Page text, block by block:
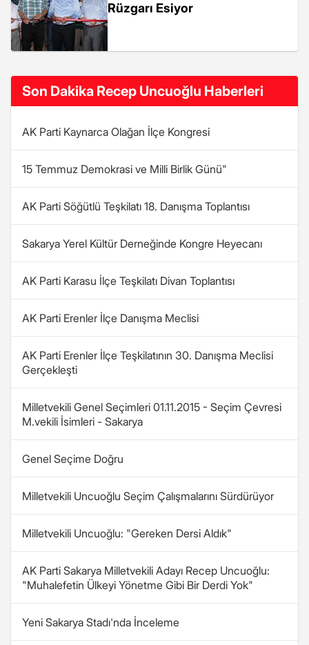
Rüzgarı Esiyor
Son Dakika Recep Uncuoğlu Haberleri
AK Parti Kaynarca Olağan İlçe Kongresi
15 Temmuz Demokrasi ve Milli Birlik Günü"
AK Parti Söğütlü Teşkilatı 18. Danışma Toplantısı
Sakarya Yerel Kültür Derneğinde Kongre Heyecanı
AK Parti Karasu İlçe Teşkilatı Divan Toplantısı
AK Parti Erenler İlçe Danışma Meclisi
AK Parti Erenler İlçe Teşkilatının 30. Danışma Meclisi
Gerçekleşti
Milletvekili Genel Seçimleri 01.11.2015 - Seçim Çevresi
M.vekili İsimleri - Sakarya
Genel Seçime Doğru
Milletvekili Uncuoğlu Seçim Çalışmalarını Sürdürüyor
Milletvekili Uncuoğlu: "Gereken Dersi Aldık"
AK Parti Sakarya Milletvekili Adayı Recep Uncuoğlu:
"Muhalefetin Ülkeyi Yönetme Gibi Bir Derdi Yok"
Yeni Sakarya Stadı'nda İnceleme